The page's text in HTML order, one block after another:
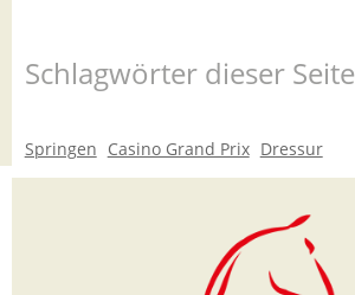
Schlagwörter dieser Seite
Springen Casino Grand Prix Dressur